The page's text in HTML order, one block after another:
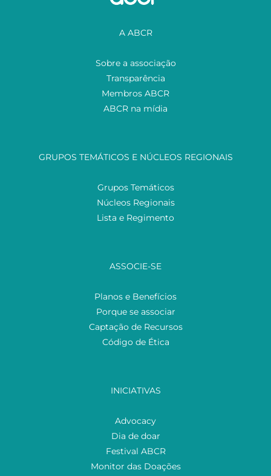
A ABCR
Sobre a associação
Transparência
Membros ABCR
ABCR na mídia
GRUPOS TEMÁTICOS E NÚCLEOS REGIONAIS
Grupos Temáticos
Núcleos Regionais
Lista e Regimento
ASSOCIE-SE
Planos e Benefícios
Porque se associar
Captação de Recursos
Código de Ética
INICIATIVAS
Advocacy
Dia de doar
Festival ABCR
Monitor das Doações